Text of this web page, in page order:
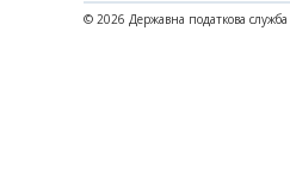
© 2026 Державна податкова служба